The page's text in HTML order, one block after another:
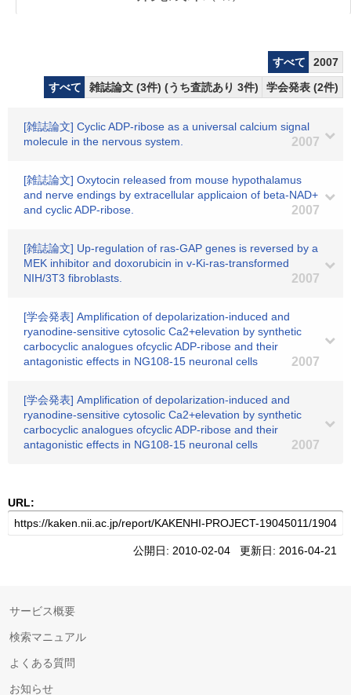
すべて
2007
すべて
雑誌論文 (3件) (うち査読あり 3件) 学会発表 (2件)
[雑誌論文] Cyclic ADP-ribose as a universal calcium signal
molecule in the nervous system.
2007
[雑誌論文] Oxytocin released from mouse hypothalamus
and nerve endings by extracellular applicaion of beta-NAD+
and cyclic ADP-ribose.
2007
[雑誌論文] Up-regulation of ras-GAP genes is reversed by a
MEK inhibitor and doxorubicin in v-Ki-ras-transformed
NIH/3T3 fibroblasts.
2007
[学会発表] Amplification of depolarization-induced and
ryanodine-sensitive cytosolic Ca2+elevation by synthetic
carbocyclic analogues ofcyclic ADP-ribose and their
antagonistic effects in NG108-15 neuronal cells
2007
[学会発表] Amplification of depolarization-induced and
ryanodine-sensitive cytosolic Ca2+elevation by synthetic
carbocyclic analogues ofcyclic ADP-ribose and their
antagonistic effects in NG108-15 neuronal cells
2007
URL:
公開日: 2010-02-04 更新日: 2016-04-21
サービス概要
検索マニュアル
よくある質問
お知らせ